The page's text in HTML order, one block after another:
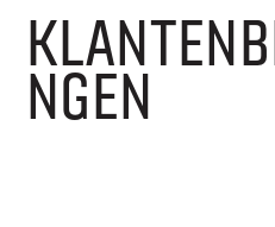
NGEN